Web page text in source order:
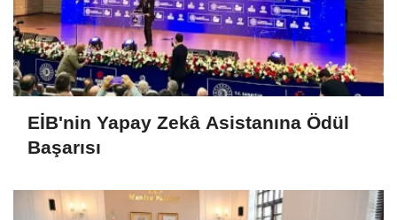
EİB'nin Yapay Zekâ Asistanına Ödül
Başarısı